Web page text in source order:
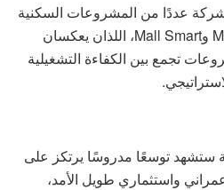
عددًا من المشروعات السكنية
والتجارية، من بينها Mall Artea وMall Smart، اللذان يعكسان
تجمع بين الكفاءة التشغيلية
ستشهد توسعًا مدروسًا يرتكز على
واستثماري طويل الأمد،